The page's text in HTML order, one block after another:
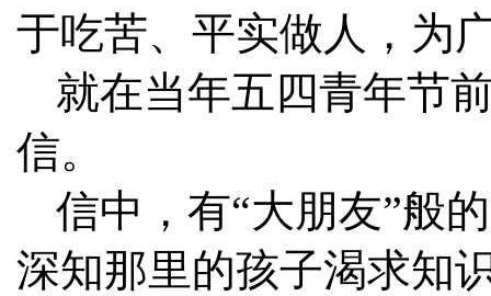
于吃苦、平实做人，为
就在当年五四青年节
信。
信中，有“大朋友”般
深知那里的孩子渴求知